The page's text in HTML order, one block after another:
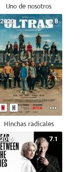
Uno de nosotros
6.8
2020
Hinchas radicales
7.1
2019